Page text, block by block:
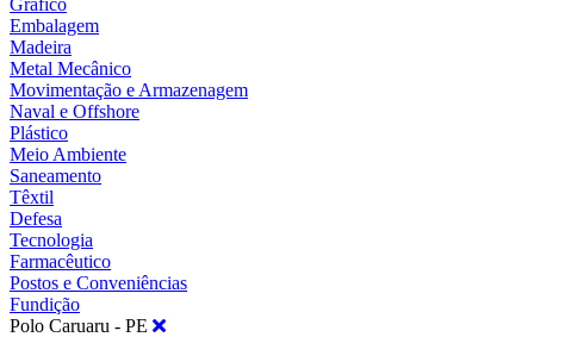
Embalagem
Madeira
Metal Mecânico
Movimentação e Armazenagem
Naval e Offshore
Plástico
Meio Ambiente
Saneamento
Têxtil
Defesa
Tecnologia
Farmacêutico
Postos e Conveniências
Fundição
Polo Caruaru - PE